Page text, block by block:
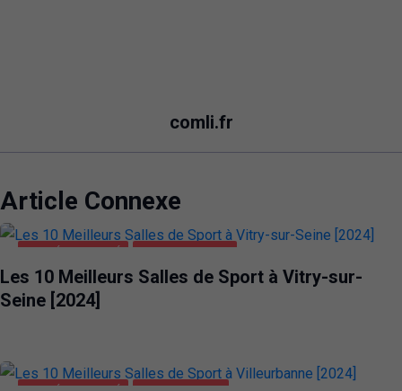
comli.fr
Article Connexe
Les 10 Meilleurs Salles de Sport à Vitry-sur-
Seine [2024]